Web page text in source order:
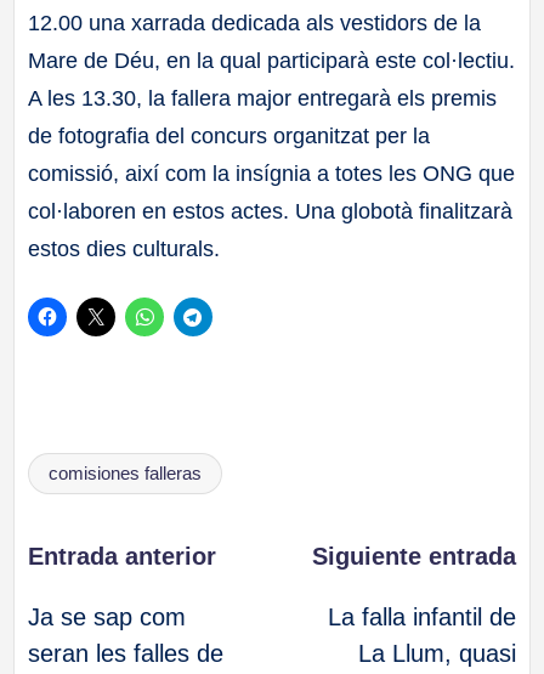
12.00 una xarrada dedicada als vestidors de la
Mare de Déu, en la qual participarà este col·lectiu.
A les 13.30, la fallera major entregarà els premis
de fotografia del concurs organitzat per la
comissió, així com la insígnia a totes les ONG que
col·laboren en estos actes. Una globotà finalitzarà
estos dies culturals.
Etiquetas:
comisiones falleras
Navegación
de
Entrada anterior
Ja se sap com
seran les falles de
Siguiente entrada
La falla infantil de
La Llum, quasi